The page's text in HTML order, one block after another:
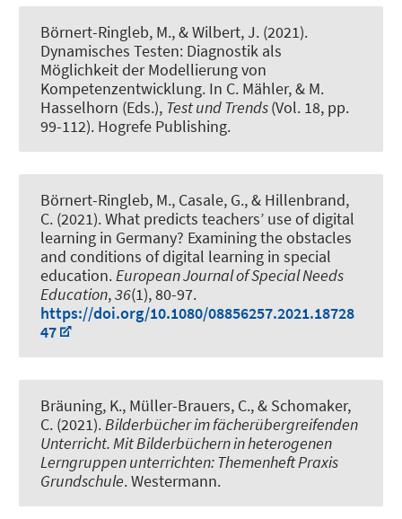
Börnert-Ringleb, M., & Wilbert, J. (2021).
Dynamisches Testen: Diagnostik als
Möglichkeit der Modellierung von
Kompetenzentwicklung. In C. Mähler, & M.
Hasselhorn (Eds.), Test und Trends(Vol. 18, pp.
99-112). Hogrefe Publishing.
Börnert-Ringleb, M., Casale, G., & Hillenbrand,
C. (2021).What predicts teachers’ use of digital
learning in Germany? Examining the obstacles
and conditions of digital learning in special
education.European Journal of Special Needs
Education,36(1), 80-97.
https://doi.org/10.1080/08856257.2021.18728
47
Bräuning, K., Müller-Brauers, C., & Schomaker,
C. (2021).Bilderbücher im fächerübergreifenden
Unterricht. Mit Bilderbüchern in heterogenen
Lerngruppen unterrichten: Themenheft Praxis
Grundschule. Westermann.